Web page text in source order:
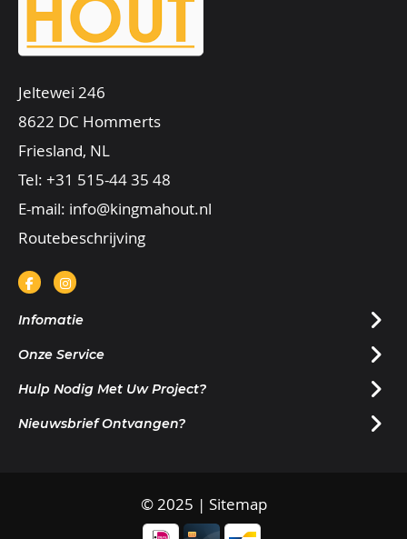
Jeltewei 246
8622 DC Hommerts
Friesland, NL
Tel: +31 515-44 35 48
E-mail: info@kingmahout.nl
Routebeschrijving
Infomatie
Onze Service
Hulp Nodig Met Uw Project?
Nieuwsbrief Ontvangen?
© 2025 | Sitemap